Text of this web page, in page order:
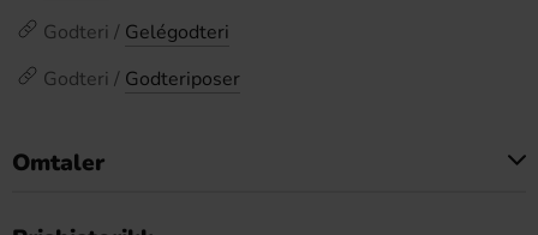
Godteri / Gelégodteri
Godteri / Godteriposer
Omtaler